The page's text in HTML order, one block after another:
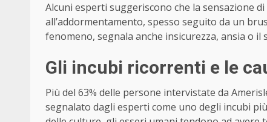
Alcuni esperti suggeriscono che la sensazione
all’addormentamento, spesso seguito da un
fenomeno, segnala anche insicurezza, ansia o
Gli incubi ricorrenti e le
Più del 63% delle persone intervistate da
segnalato dagli esperti come uno degli incubi